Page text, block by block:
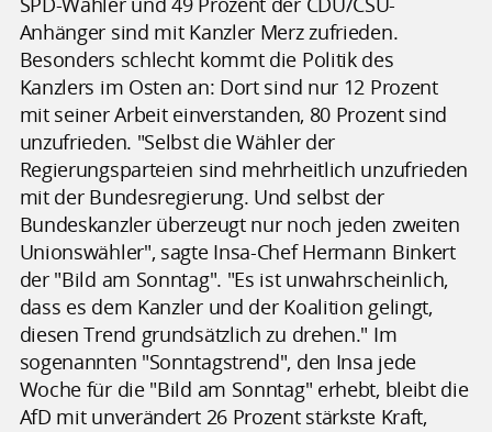
Anhänger sind mit Kanzler Merz zufrieden.
Besonders schlecht kommt die Politik des
Kanzlers im Osten an: Dort sind nur 12 Prozent
mit seiner Arbeit einverstanden, 80 Prozent sind
unzufrieden. "Selbst die Wähler der
Regierungsparteien sind mehrheitlich unzufrieden
mit der Bundesregierung. Und selbst der
Bundeskanzler überzeugt nur noch jeden zweiten
Unionswähler", sagte Insa-Chef Hermann Binkert
der "Bild am Sonntag". "Es ist unwahrscheinlich,
dass es dem Kanzler und der Koalition gelingt,
diesen Trend grundsätzlich zu drehen." Im
sogenannten "Sonntagstrend", den Insa jede
Woche für die "Bild am Sonntag" erhebt, bleibt die
AfD mit unverändert 26 Prozent stärkste Kraft,